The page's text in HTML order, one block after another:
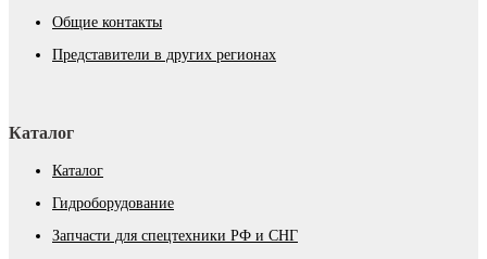
Общие контакты
Представители в других регионах
Каталог
Каталог
Гидроборудование
Запчасти для спецтехники РФ и СНГ